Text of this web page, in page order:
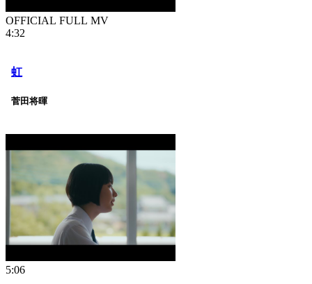
OFFICIAL FULL MV
4:32
虹
菅田将暉
5:06